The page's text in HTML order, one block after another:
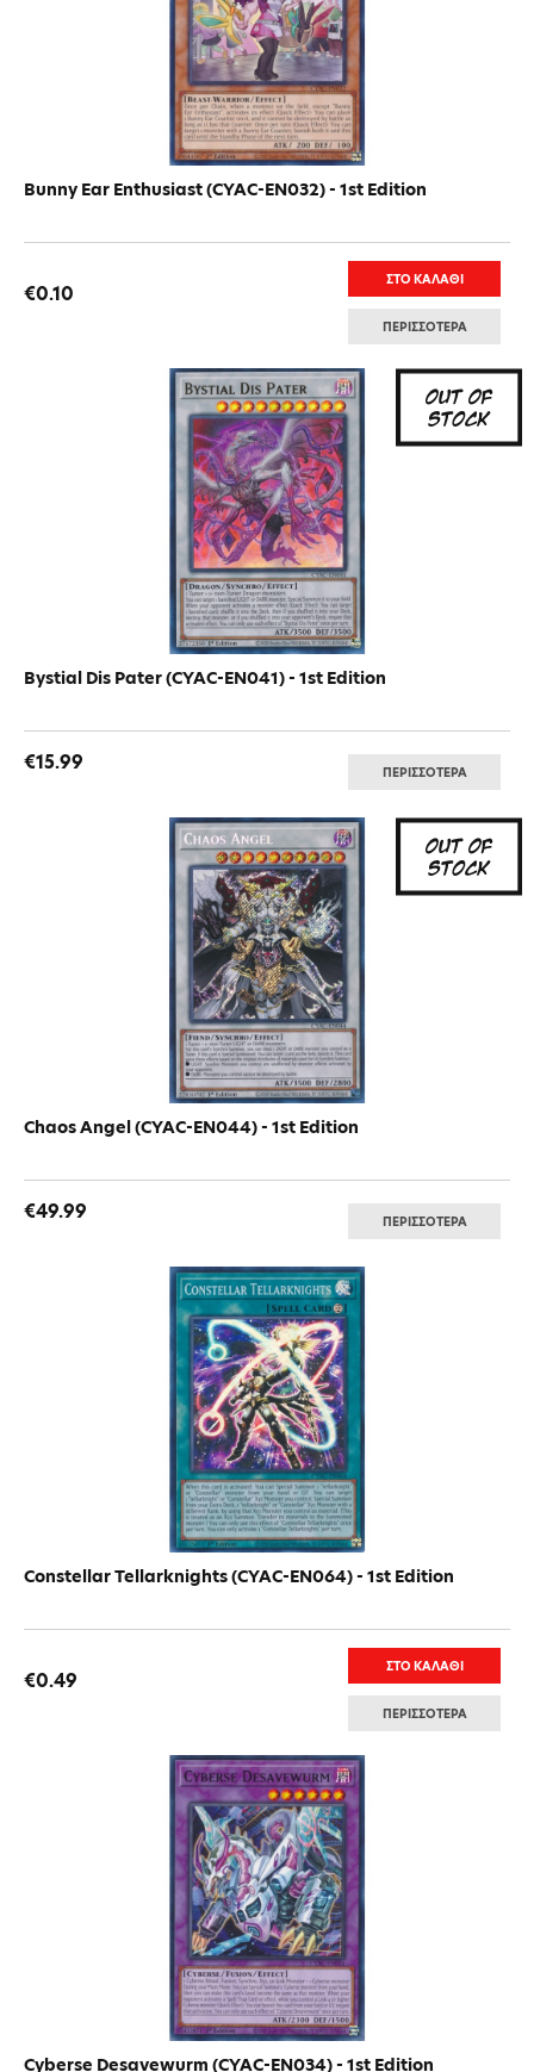
Bunny Ear Enthusiast (CYAC-EN032) - 1st Edition
€0.10
ΣΤΟ ΚΑΛΑΘΙ
ΠΕΡΙΣΣΟΤΕΡΑ
Bystial Dis Pater (CYAC-EN041) - 1st Edition
€15.99 ΠΕΡΙΣΣΟΤΕΡΑ
Chaos Angel (CYAC-EN044) - 1st Edition
€49.99 ΠΕΡΙΣΣΟΤΕΡΑ
Constellar Tellarknights (CYAC-EN064) - 1st Edition
€0.49
ΣΤΟ ΚΑΛΑΘΙ
ΠΕΡΙΣΣΟΤΕΡΑ
Cyberse Desavewurm (CYAC-EN034) - 1st Edition